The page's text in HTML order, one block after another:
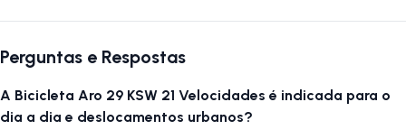
Desenvolvida especialmente para o uso urbano , a
Velocidades
alia praticidade e desempenho para o ciclista do dia a
Perguntas e Respostas
A Bicicleta Aro 29 KSW 21 Velocidades é indicada para o
dia a dia e deslocamentos urbanos?